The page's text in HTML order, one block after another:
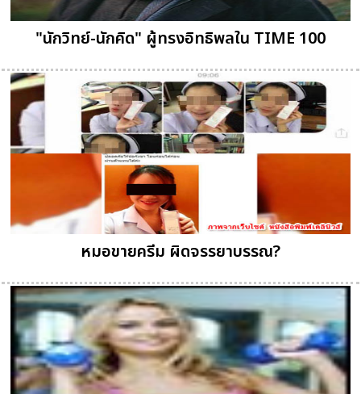
"นักวิทย์-นักคิด" ผู้ทรงอิทธิพลใน TIME 100
หมอขายครีม ผิดจรรยาบรรณ?